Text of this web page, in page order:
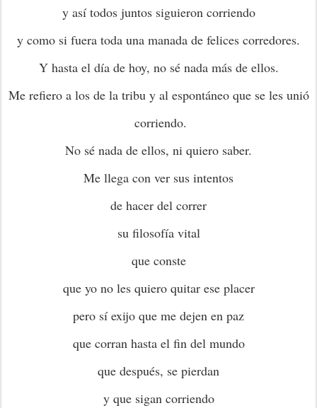
y así todos juntos siguieron corriendo
y como si fuera toda una manada de felices corredores.
Y hasta el día de hoy, no sé nada más de ellos.
Me refiero a los de la tribu y al espontáneo que se les unió
corriendo.
No sé nada de ellos, ni quiero saber.
Me llega con ver sus intentos
de hacer del correr
su filosofía vital
que conste
que yo no les quiero quitar ese placer
pero sí exijo que me dejen en paz
que corran hasta el fin del mundo
que después, se pierdan
y que sigan corriendo